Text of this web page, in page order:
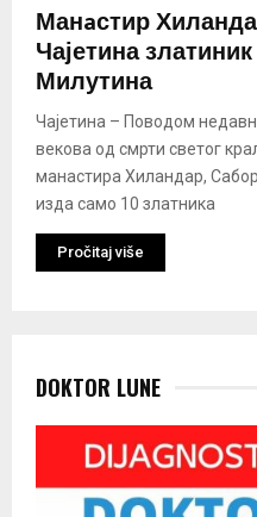
Манaстир
Чајетина
Милутина
Чајетина – Поводом
векова од смрти светог
манастира Хиландар,
изда само 10 златника
Pročitaj više
DOKTOR LUNE